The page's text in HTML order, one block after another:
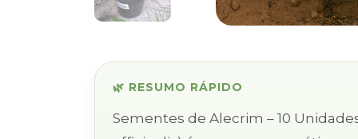
🌿 RESUMO RÁPIDO
Sementes de Alecrim – 10 Unidades O tradicional Alecrim